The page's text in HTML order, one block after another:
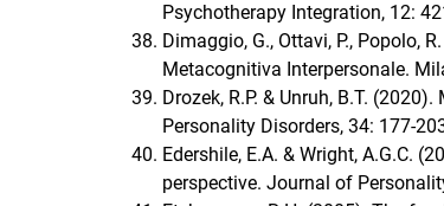
Psychotherapy Integration, 12:
Dimaggio, G., Ottavi, P., Popolo,
Metacognitiva Interpersonale.
Drozek, R.P. & Unruh, B.T.
Personality Disorders, 34: 177-
Edershile, E.A. & Wright, A.G.C.
perspective. Journal of